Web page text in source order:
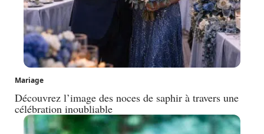
Mariage
Découvrez l’image des noces de saphir à travers une
célébration inoubliable